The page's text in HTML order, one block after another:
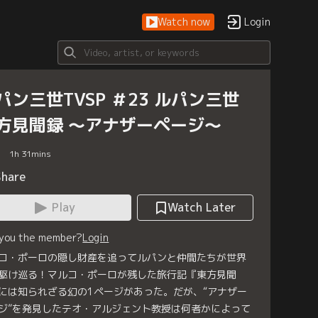
Watch now Login
ン三世TVSP ＃23 ルパン三世
見聞録 ～アナザーページ～
1h 31mins
Play
Watch Later
the member?Login
・ポーロの隠し財産を追ってルパンと仲間たちが世界
け巡る！マルコ・ポーロが残した旅行記『東方見聞
は知られざる幻の1ページがあった。だが、“アナザー
”を発見したテオ・アルジェント教授は何者かによって